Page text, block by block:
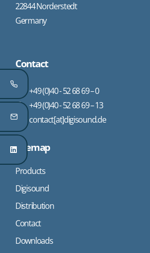
22844 Norderstedt
Germany
Contact
+49 (0)40 - 52 68 69 – 0
+49 (0)40 - 52 68 69 – 13
contact[at]digisound.de
Sitemap
Products
Digisound
Distribution
Contact
Downloads